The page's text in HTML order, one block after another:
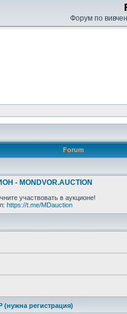
Форум по
Forum
- MONDVOR.AUCTION
участвовать в аукционе!
https://t.me/MDauction
регистрация)